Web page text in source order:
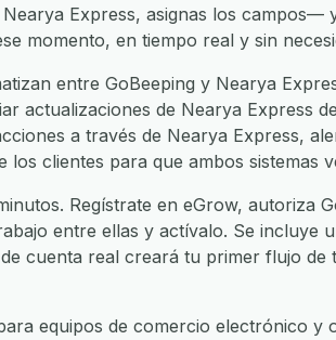
Express, asignas los campos—
momento, en tiempo real y sin
entre GoBeeping y Nearya
actualizaciones de Nearya Express
a través de Nearya Express,
clientes para que ambos sistemas
Regístrate en eGrow, autoriza
entre ellas y actívalo. Se incluye
cuenta real creará tu primer flujo de
equipos de comercio electrónico y